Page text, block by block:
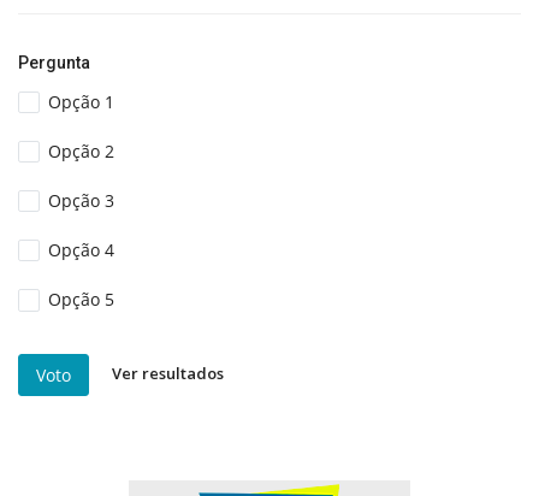
Pergunta
Opção 1
Opção 2
Opção 3
Opção 4
Opção 5
Voto Ver resultados